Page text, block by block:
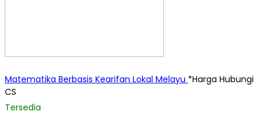
Matematika Berbasis Kearifan Lokal Melayu *Harga Hubungi
CS
Tersedia